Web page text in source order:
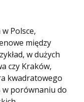
Polsce,
między
w dużych
czy Kraków,
kwadratowego
w porównaniu do